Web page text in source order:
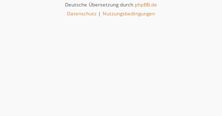
Deutsche Übersetzung durch phpBB.de
Datenschutz | Nutzungsbedingungen